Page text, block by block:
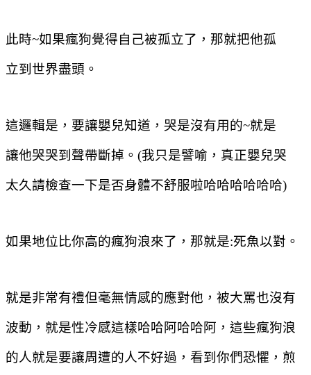
此時~如果瘋狗覺得自己被孤立了，那就把他孤
立到世界盡頭。
這邏輯是，要讓嬰兒知道，哭是沒有用的~就是
讓他哭哭到聲帶斷掉。 (我只是譬喻，真正嬰兒哭
太久請檢查一下是否身體不舒服啦哈哈哈哈哈哈)
如果地位比你高的瘋狗浪來了，那就是:死魚以對。
就是非常有禮但毫無情感的應對他，被大罵也沒有
波動，就是性冷感這樣哈哈阿哈哈阿，這些瘋狗浪
的人就是要讓周遭的人不好過，看到你們恐懼，煎